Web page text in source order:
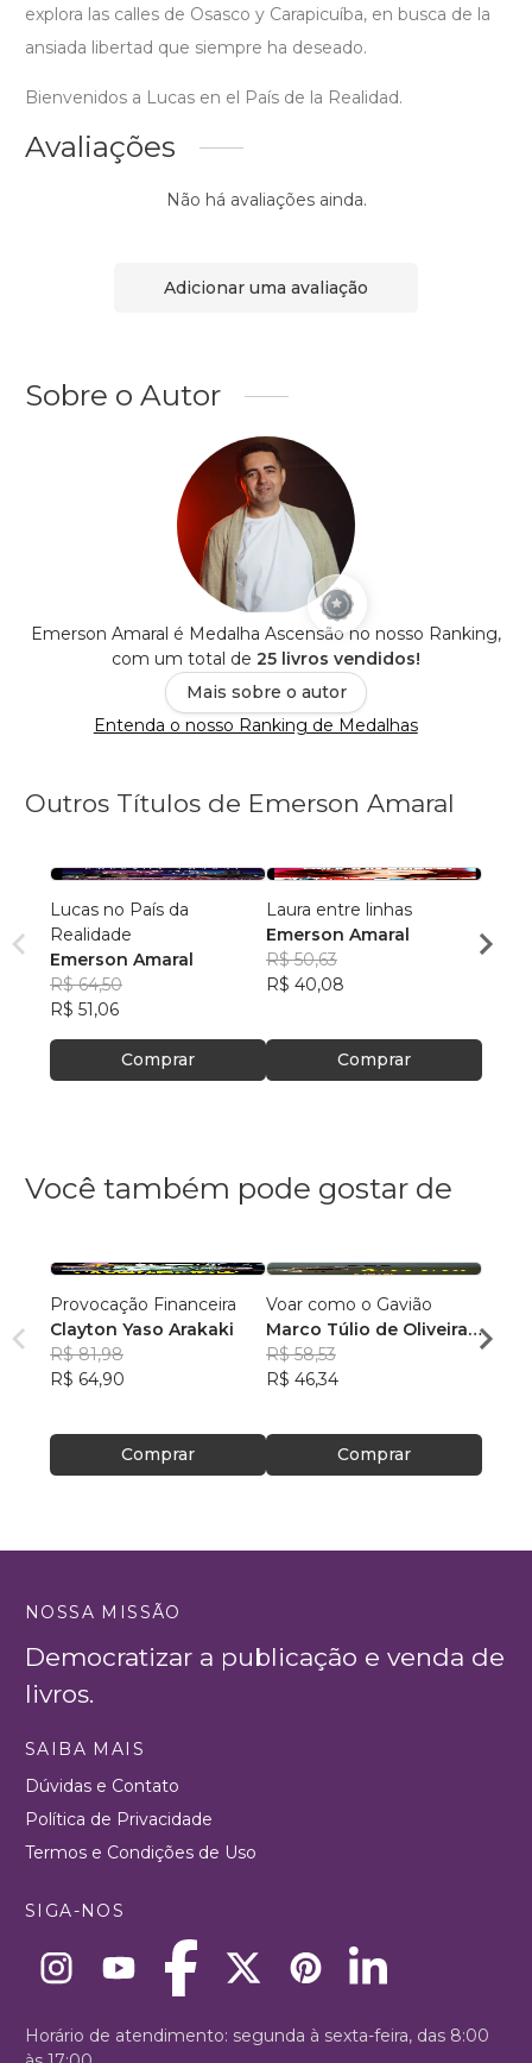
explora las calles de Osasco y Carapicuíba, en busca de la
ansiada libertad que siempre ha deseado.
Bienvenidos a Lucas en el País de la Realidad.
Avaliações
Não há avaliações ainda.
Adicionar uma avaliação
Sobre o Autor
Emerson Amaral é Medalha Ascensão no nosso Ranking,
com um total de 25 livros vendidos!
Mais sobre o autor
Entenda o nosso Ranking de Medalhas
Outros Títulos de Emerson Amaral
Lucas no País da
Realidade
Emerson Amaral
R$ 64,50
R$ 51,06
Comprar
Laura entre linhas
Emerson Amaral
R$ 50,63
R$ 40,08
Comprar
R$
Você também pode gostar de
Provocação Financeira
Clayton Yaso Arakaki
R$ 81,98
R$ 64,90
Comprar
Voar como o Gavião
Marco Túlio de Oliveira
e Britto
R$ 58,53
R$ 46,34
Comprar
R$
NOSSA MISSÃO
Democratizar a publicação e venda de
livros.
SAIBA MAIS
Dúvidas e Contato
Política de Privacidade
Termos e Condições de Uso
SIGA-NOS
Horário de atendimento: segunda à sexta-feira, das 8:00